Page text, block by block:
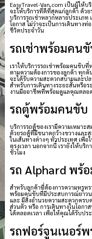
EasyTravel-Van.com เป็นผู้ให้
จะให้บริการที่ดีที่สุดแก่ลูกค้า ด้วย
บริการรถเช่าหลากหลายประเภ
โอกาส ไม่ว่าจะเป็นการเดินทางท่
ชีวิตประจำวัน
รถเช่าพร้อมคน
เราให้บริการรถเช่าพร้อมคนขับที่
ตามความต้องการของลูกค้า ทุกคั
จะได้รับความสะดวกสบายและป
สำหรับการเดินทางระยะสั้นหรือร
งานมืออาชีพที่พร้อมดูแลคุณตลอ
รถตู้พร้อมคนขับ
บริการรถตู้ของเรามีความเหมาะ
ด้วยรถตู้ที่มีขนาดกว้างขวางและ
ในเส้นทางต่างๆ ทั่วประเทศ เพื่
ตรงเวลา นอกจากนี้ เรายังให้บริ
ชั่วโมง
รถ Alphard พร้
สำหรับลูกค้าที่ต้องการความหรูห
พร้อมคนขับที่มีประสบการณ์ยาวน
และ มีสิ่งอำนวยความสะดวกครบ
ส่วนตัว หรือ การเดินทางในโอก
ได้ตลอดเวลา เพื่อให้คุณได้รับป
รถฟอร์จูนเนอร์